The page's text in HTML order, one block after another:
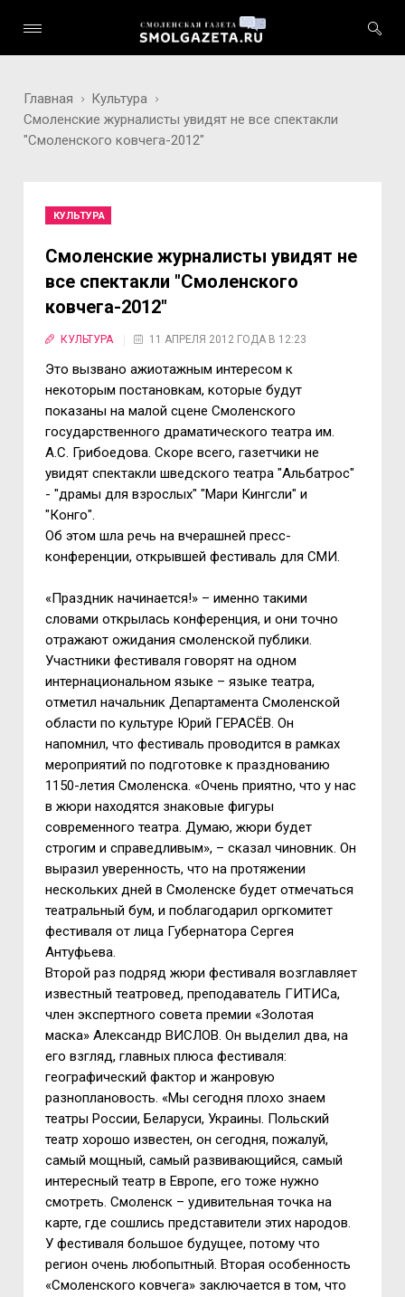
Главная
Культура
Смоленские журналисты увидят не все спектакли
"Смоленского ковчега-2012"
КУЛЬТУРА
Смоленские журналисты увидят не
все спектакли "Смоленского
ковчега-2012"
КУЛЬТУРА 11 АПРЕЛЯ 2012 ГОДА В 12:23
Это вызвано ажиотажным интересом к
некоторым постановкам, которые будут
показаны на малой сцене Смоленского
государственного драматического театра им.
А.С. Грибоедова. Скоре всего, газетчики не
увидят спектакли шведского театра "Альбатрос"
- "драмы для взрослых" "Мари Кингсли" и
"Конго".
Об этом шла речь на вчерашней пресс-
конференции, открывшей фестиваль для СМИ.
«Праздник начинается!» – именно такими
словами открылась конференция, и они точно
отражают ожидания смоленской публики.
Участники фестиваля говорят на одном
интернациональном языке – языке театра,
отметил начальник Департамента Смоленской
области по культуре Юрий ГЕРАСЁВ. Он
напомнил, что фестиваль проводится в рамках
мероприятий по подготовке к празднованию
1150-летия Смоленска. «Очень приятно, что у нас
в жюри находятся знаковые фигуры
современного театра. Думаю, жюри будет
строгим и справедливым», – сказал чиновник. Он
выразил уверенность, что на протяжении
нескольких дней в Смоленске будет отмечаться
театральный бум, и поблагодарил оргкомитет
фестиваля от лица Губернатора Сергея
Антуфьева.
Второй раз подряд жюри фестиваля возглавляет
известный театровед, преподаватель ГИТИСа,
член экспертного совета премии «Золотая
маска» Александр ВИСЛОВ. Он выделил два, на
его взгляд, главных плюса фестиваля:
географический фактор и жанровую
разноплановость. «Мы сегодня плохо знаем
театры России, Беларуси, Украины. Польский
театр хорошо известен, он сегодня, пожалуй,
самый мощный, самый развивающийся, самый
интересный театр в Европе, его тоже нужно
смотреть. Смоленск – удивительная точка на
карте, где сошлись представители этих народов.
У фестиваля большое будущее, потому что
регион очень любопытный. Вторая особенность
«Смоленского ковчега» заключается в том, что